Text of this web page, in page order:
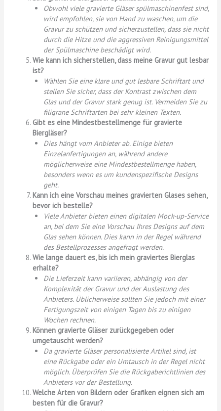
Obwohl viele gravierte Gläser spülmaschinenfest sind,
wird empfohlen, sie von Hand zu waschen, um die
Gravur zu schützen und sicherzustellen, dass sie nicht
durch die Hitze und die aggressiven Reinigungsmittel
der Spülmaschine beschädigt wird.
Wie kann ich sicherstellen, dass meine Gravur gut lesbar
ist?
Wählen Sie eine klare und gut lesbare Schriftart und
stellen Sie sicher, dass der Kontrast zwischen dem
Glas und der Gravur stark genug ist. Vermeiden Sie zu
filigrane Schriftarten bei sehr kleinen Texten.
Gibt es eine Mindestbestellmenge für gravierte
Biergläser?
Dies hängt vom Anbieter ab. Einige bieten
Einzelanfertigungen an, während andere
möglicherweise eine Mindestbestellmenge haben,
besonders wenn es um kundenspezifische Designs
geht.
Kann ich eine Vorschau meines gravierten Glases sehen,
bevor ich bestelle?
Viele Anbieter bieten einen digitalen Mock-up-Service
an, bei dem Sie eine Vorschau Ihres Designs auf dem
Glas sehen können. Dies kann in der Regel während
des Bestellprozesses angefragt werden.
Wie lange dauert es, bis ich mein graviertes Bierglas
erhalte?
Die Lieferzeit kann variieren, abhängig von der
Komplexität der Gravur und der Auslastung des
Anbieters. Üblicherweise sollten Sie jedoch mit einer
Fertigungszeit von einigen Tagen bis zu einigen
Wochen rechnen.
Können gravierte Gläser zurückgegeben oder
umgetauscht werden?
Da gravierte Gläser personalisierte Artikel sind, ist
eine Rückgabe oder ein Umtausch in der Regel nicht
möglich. Überprüfen Sie die Rückgaberichtlinien des
Anbieters vor der Bestellung.
Welche Arten von Bildern oder Grafiken eignen sich am
besten für die Gravur?